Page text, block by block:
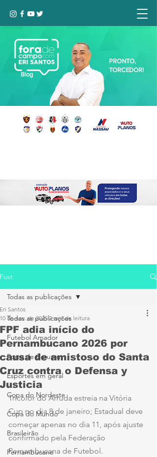
Blog
PRONTO,
TORCEDOR!
Post
Todas as publicações
Futebol Amador
Porto de Caruaru
Esportes em geral
Copa do Nordeste
Copa do Mundo
Brasileirão
Pernambucano
Todas as publicações
FPF adia início do
Pernambucano 2026 por
causa de amistoso do Santa
Cruz contra o Defensa y
Justicia
Eri Santos
10 de nov. de 2025 2 min de leitura
Tricolor do Arruda estreia na Vitória
Cup no dia 8 de janeiro; Estadual deve
começar apenas no dia 11, após ajuste
confirmado pela Federação
Pernambucana de Futebol.